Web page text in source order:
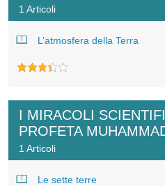
1 Articoli
L’atmosfera della Terra
I MIRACOLI
PROFETA
1 Articoli
Le sette terre